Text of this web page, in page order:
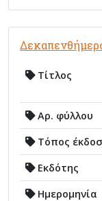
Τίτλος
Αρ. φύλλου
Τόπος
Εκδότης
Ημερομηνία